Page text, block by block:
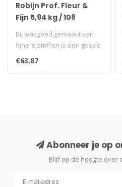
Robijn Prof. Fleur &
Fijn 5,94 kg / 108
wasbeurten
Bij wasgoed gemaakt van
fijnere stoffen is een goede
bescherming van de
kwetsbar..
€63,87
Abonneer je op
Blijf op de hoogte over